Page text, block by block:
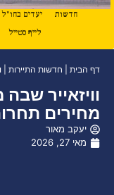
חדשות יעדים בחו"ל
לייף סטייל
דף הבית חדשות התיירות
וויזאייר
מחירים
יעקב מאור
מאי 27, 2026